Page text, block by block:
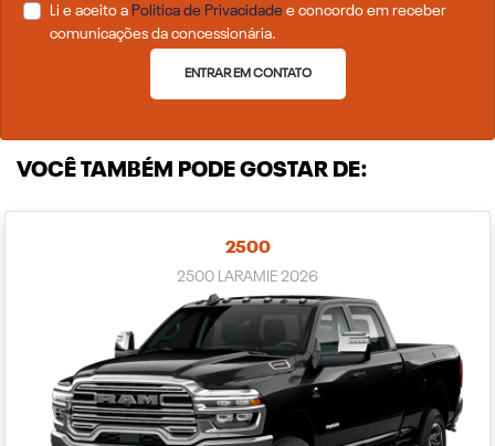
Li e aceito a Política de Privacidade e concordo em receber
comunicações da concessionária.
ENTRAR EM CONTATO
VOCÊ TAMBÉM PODE GOSTAR DE:
2500
2500 LARAMIE 2026